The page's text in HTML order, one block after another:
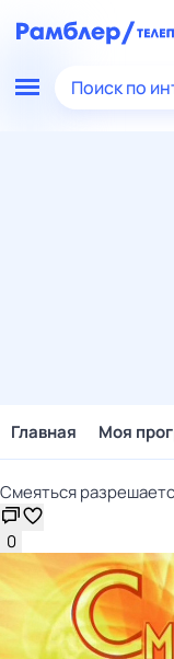
Поиск по
Главная Моя
Смеяться
0